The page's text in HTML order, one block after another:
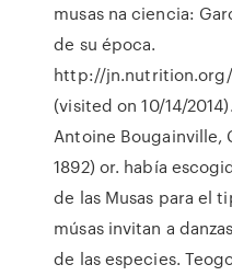
musas na ciencia:
de su época.
http://
(visited on 10/14/
Antoine Bougainville,
1892) or. había
de las Musas para el
músas invitan a
de las especies.